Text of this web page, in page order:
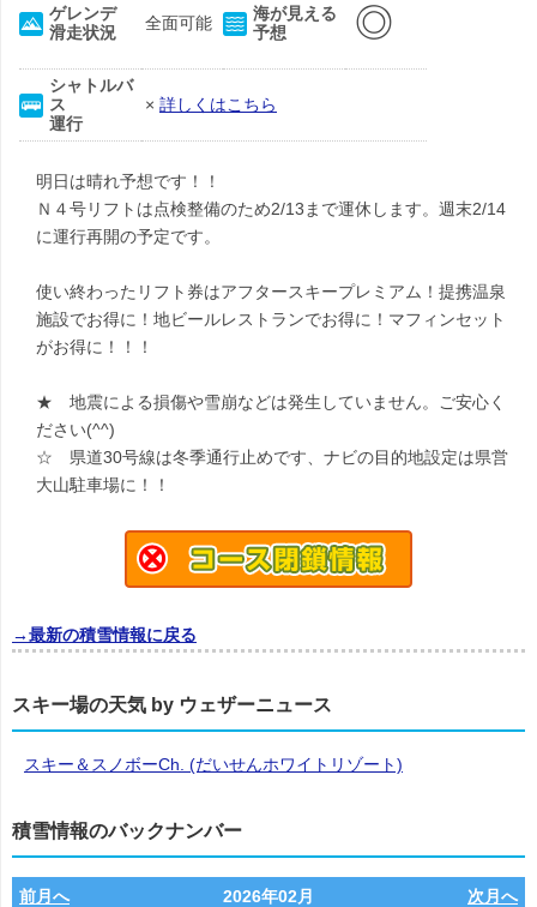
ゲレンデ
滑走状況
全面可能
海が見える
予想
◎
シャトルバ
ス
運行
× 詳しくはこちら
明日は晴れ予想です！！
Ｎ４号リフトは点検整備のため2/13まで運休します。週末2/14
に運行再開の予定です。
使い終わったリフト券はアフタースキープレミアム！提携温泉
施設でお得に！地ビールレストランでお得に！マフィンセット
がお得に！！！
★ 地震による損傷や雪崩などは発生していません。ご安心く
ださい(^^)
☆ 県道30号線は冬季通行止めです、ナビの目的地設定は県営
大山駐車場に！！
→最新の積雪情報に戻る
スキー場の天気 by ウェザーニュース
スキー＆スノボーCh. (だいせんホワイトリゾート)
積雪情報のバックナンバー
前月へ 2026年02月 次月へ